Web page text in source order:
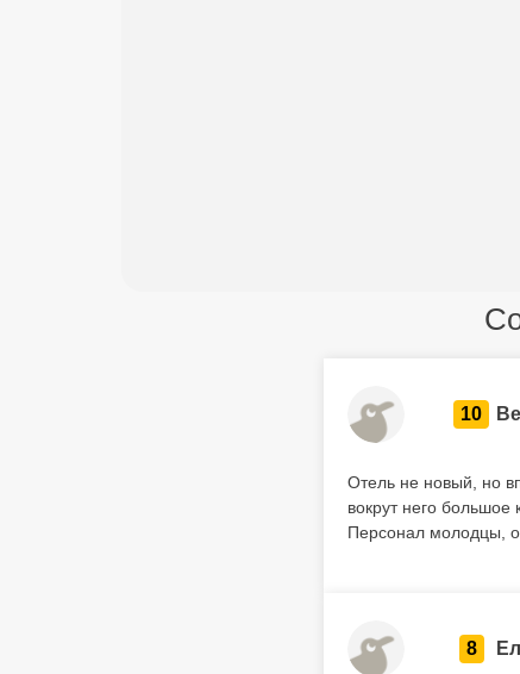
10
Отель не новый, но
вокрут него большое
Персонал молодцы,
8